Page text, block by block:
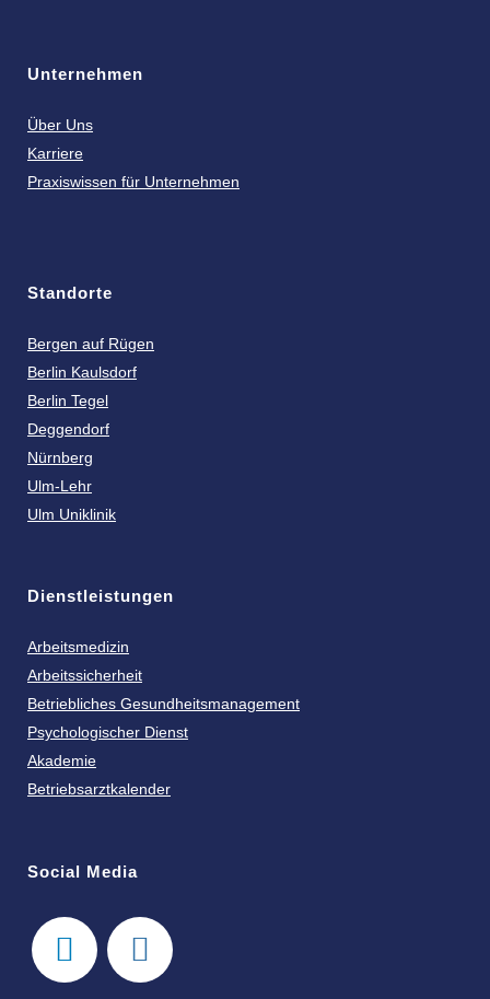
Unternehmen
Über Uns
Karriere
Praxiswissen für Unternehmen
Standorte
Bergen auf Rügen
Berlin Kaulsdorf
Berlin Tegel
Deggendorf
Nürnberg
Ulm-Lehr
Ulm Uniklinik
Dienstleistungen
Arbeitsmedizin
Arbeitssicherheit
Betriebliches Gesundheitsmanagement
Psychologischer Dienst
Akademie
Betriebsarztkalender
Social Media